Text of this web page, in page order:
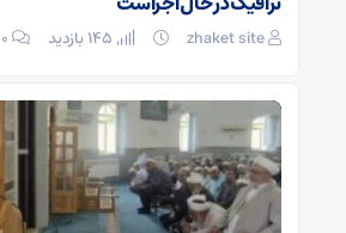
zhaket site ۰